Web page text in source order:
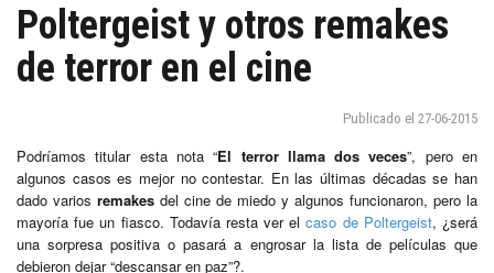
Poltergeist y otros remakes
de terror en el cine
Publicado el 27-06-2015
Podríamos titular esta nota “El terror llama dos veces”, pero en
algunos casos es mejor no contestar. En las últimas décadas se han
dado varios remakes del cine de miedo y algunos funcionaron, pero la
mayoría fue un fiasco. Todavía resta ver elcaso de Poltergeist, ¿será
una sorpresa positiva o pasará a engrosar la lista de películas que
debieron dejar “descansar en paz”?.